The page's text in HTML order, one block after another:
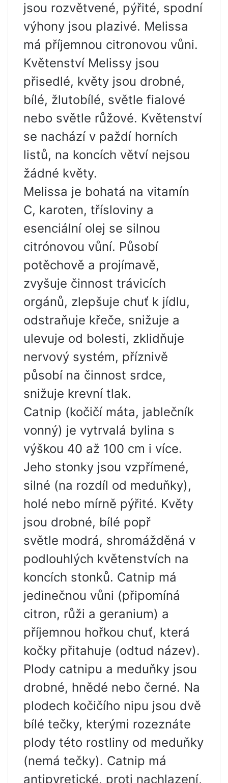
jsou rozvětvené, pýřité, spodní
výhony jsou plazivé. Melissa
má příjemnou citronovou vůni.
Květenství Melissy jsou
přisedlé, květy jsou drobné,
bílé, žlutobílé, světle fialové
nebo světle růžové. Květenství
se nachází v paždí horních
listů, na koncích větví nejsou
žádné květy.
Melissa je bohatá na vitamín
C, karoten, třísloviny a
esenciální olej se silnou
citrónovou vůní. Působí
potěchově a projímavě,
zvyšuje činnost trávicích
orgánů, zlepšuje chuť k jídlu,
odstraňuje křeče, snižuje a
ulevuje od bolesti, zklidňuje
nervový systém, příznivě
působí na činnost srdce,
snižuje krevní tlak.
Catnip (kočičí máta, jablečník
vonný) je vytrvalá bylina s
výškou 40 až 100 cm i více.
Jeho stonky jsou vzpřímené,
silné (na rozdíl od meduňky),
holé nebo mírně pýřité. Květy
jsou drobné, bílé popř
světle modrá, shromážděná v
podlouhlých květenstvích na
koncích stonků. Catnip má
jedinečnou vůni (připomíná
citron, růži a geranium) a
příjemnou hořkou chuť, která
kočky přitahuje (odtud název).
Plody catnipu a meduňky jsou
drobné, hnědé nebo černé. Na
plodech kočičího nipu jsou dvě
bílé tečky, kterými rozeznáte
plody této rostliny od meduňky
(nemá tečky). Catnip má
antipyretické, proti nachlazení,